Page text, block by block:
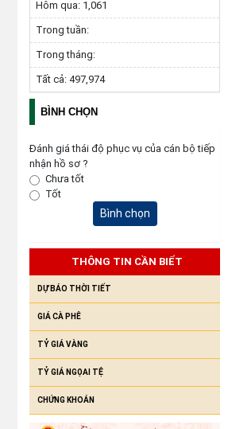
Hôm qua: 1,061
Trong tuần:
Trong tháng:
Tất cả: 497,974
BÌNH CHỌN
Đánh giá thái độ phục vụ của cán bộ tiếp
nhận hồ sơ ?
Chưa tốt
Tốt
Bình chọn
THÔNG TIN CẦN BIẾT
DỰ BÁO THỜI TIẾT
GIÁ CÀ PHÊ
TỶ GIÁ VÀNG
TỶ GIÁ NGỌAI TỆ
CHỨNG KHOÁN